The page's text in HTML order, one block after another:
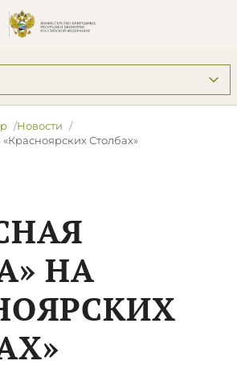
центр
Новости
Столбах»
НА